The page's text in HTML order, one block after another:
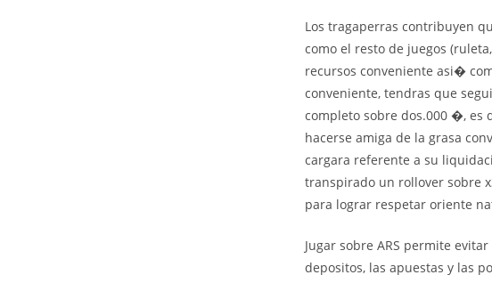
Los tragaperras contribuyen
como el resto de juegos
recursos conveniente asi�
conveniente, tendras que
completo sobre dos.000 �, es
hacerse amiga de la grasa
cargara referente a su
transpirado un rollover sobre
para lograr respetar oriente
Jugar sobre ARS permite
depositos, las apuestas y las